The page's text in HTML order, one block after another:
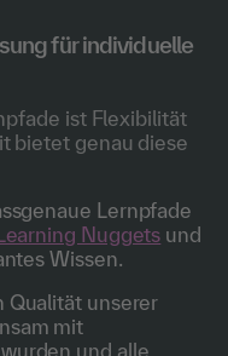
für individuelle
ist Flexibilität
bietet genau diese
Lernpfade
Nuggets und
Wissen.
Qualität unserer
mit
und alle